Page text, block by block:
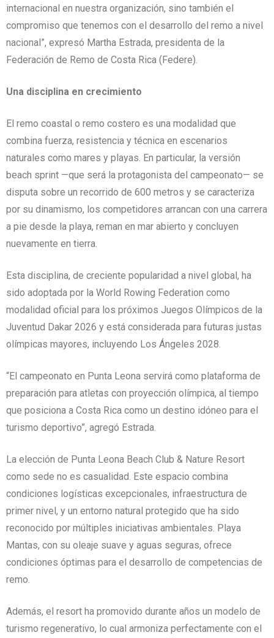
internacional en nuestra organización, sino también el
compromiso que tenemos con el desarrollo del remo a nivel
nacional”, expresó Martha Estrada, presidenta de la
Federación de Remo de Costa Rica (Federe).
Una disciplina en crecimiento
El remo coastal o remo costero es una modalidad que
combina fuerza, resistencia y técnica en escenarios
naturales como mares y playas. En particular, la versión
beach sprint —que será la protagonista del campeonato— se
disputa sobre un recorrido de 600 metros y se caracteriza
por su dinamismo, los competidores arrancan con una carrera
a pie desde la playa, reman en mar abierto y concluyen
nuevamente en tierra.
Esta disciplina, de creciente popularidad a nivel global, ha
sido adoptada por la World Rowing Federation como
modalidad oficial para los próximos Juegos Olímpicos de la
Juventud Dakar 2026 y está considerada para futuras justas
olímpicas mayores, incluyendo Los Ángeles 2028.
“El campeonato en Punta Leona servirá como plataforma de
preparación para atletas con proyección olímpica, al tiempo
que posiciona a Costa Rica como un destino idóneo para el
turismo deportivo”, agregó Estrada.
La elección de Punta Leona Beach Club & Nature Resort
como sede no es casualidad. Este espacio combina
condiciones logísticas excepcionales, infraestructura de
primer nivel, y un entorno natural protegido que ha sido
reconocido por múltiples iniciativas ambientales. Playa
Mantas, con su oleaje suave y aguas seguras, ofrece
condiciones óptimas para el desarrollo de competencias de
remo.
Además, el resort ha promovido durante años un modelo de
turismo regenerativo, lo cual armoniza perfectamente con el